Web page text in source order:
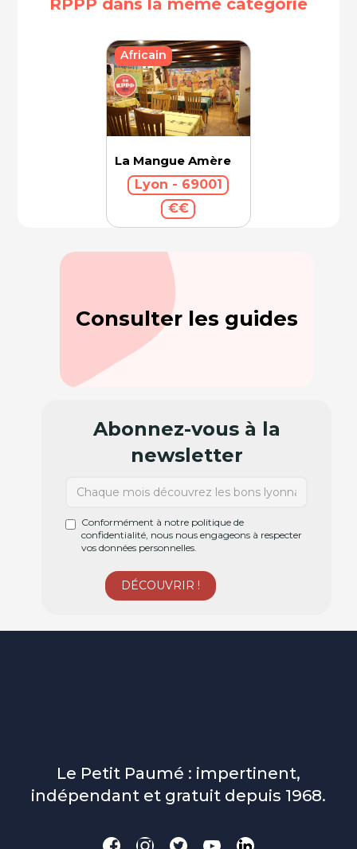
RPPP dans la même catégorie
La Mangue Amère
Lyon - 69001
€€
Africain
Consulter les guides
Abonnez-vous à la
newsletter
Conformément à notre politique de
confidentialité, nous nous engageons à respecter
vos données personnelles.
Le Petit Paumé : impertinent,
indépendant et gratuit depuis 1968.